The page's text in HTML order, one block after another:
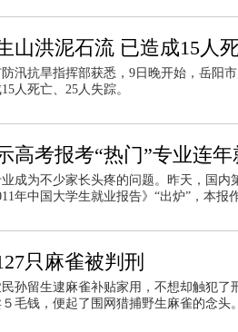
山洪泥石流 已造成15人
汛抗旱指挥部获悉，9日晚开始，岳阳
人死亡、25人失踪。
高考报考“热门”专业连
成为不少家长头疼的问题。昨天，国内
年中国大学生就业报告》“出炉”，本报
只麻雀被判刑
孙留生逮麻雀补贴家用，不想却触犯了
毛钱，便起了围网猎捕野生麻雀的念头。